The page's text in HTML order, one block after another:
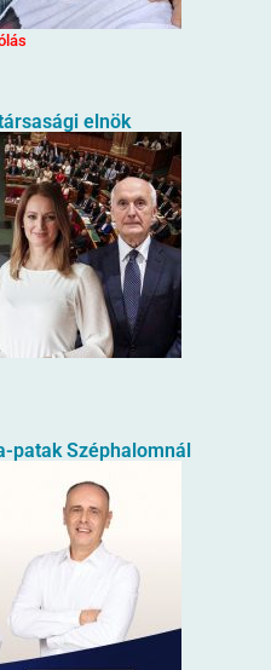
elnök
patak Széphalomnál